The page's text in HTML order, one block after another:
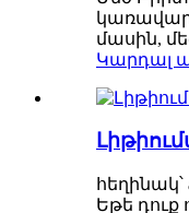
մասին,
Կարդալ
հեղինակ՝
Եթե ​​դուք